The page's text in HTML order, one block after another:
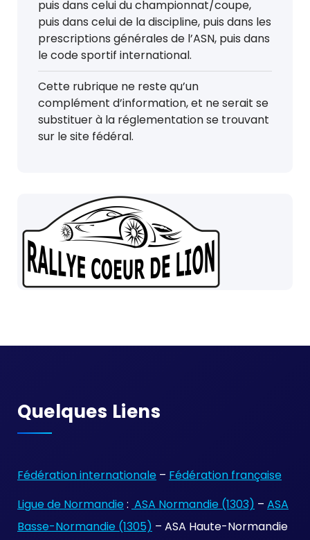
puis dans celui du championnat/coupe,
puis dans celui de la discipline, puis dans les
prescriptions générales de l’ASN, puis dans
le code sportif international.
Cette rubrique ne reste qu’un
complément d’information, et ne serait se
substituer à la réglementation se trouvant
sur le site fédéral.
Quelques Liens
Fédération internationale – Fédération française
Ligue de Normandie : ASA Normandie (1303) – ASA
Basse-Normandie (1305) – ASA Haute-Normandie